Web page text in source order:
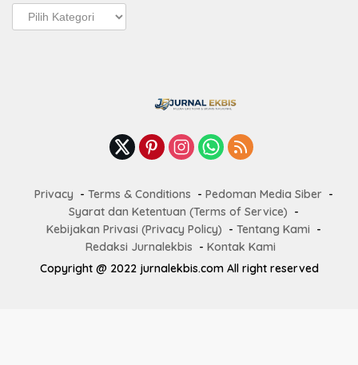
Pos
Terbaru
Privacy Terms & Conditions
Pedoman Media Siber
Syarat dan Ketentuan (Terms of Service)
Kebijakan Privasi (Privacy Policy)
Tentang Kami
Redaksi Jurnalekbis
Kontak Kami
Copyright @ 2022 jurnalekbis.com All right reserved